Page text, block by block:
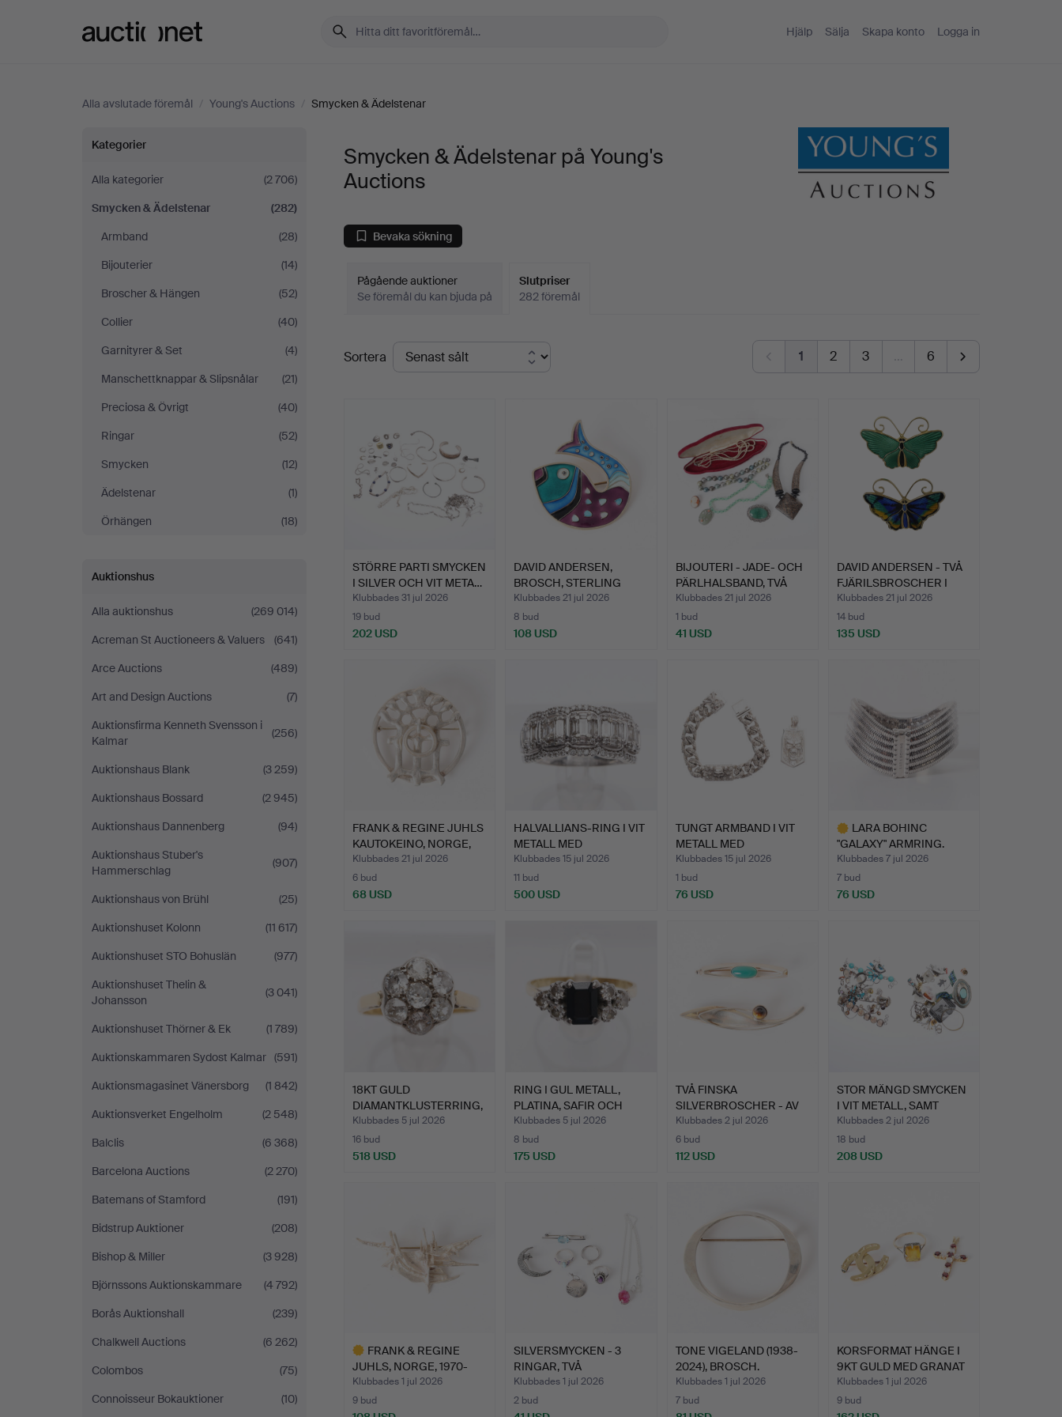
Hjälp Sälja Skapa konto Logga in
Alla avslutade föremål / Young's Auctions / Smycken & Ädelstenar
Smycken
&
Ädelstenar
på
Young's
Auctions
Kategorier
Alla kategorier
(2 706)
Smycken & Ädelstenar
(282)
Armband
(28)
Bijouterier
(14)
Broscher & Hängen
(52)
Collier
(40)
Garnityrer & Set
(4)
Manschettknappar & Slipsnålar
(21)
Preciosa & Övrigt
(40)
Ringar
(52)
Smycken
(12)
Ädelstenar
(1)
Örhängen
(18)
Auktionshus
Alla auktionshus
(269 014)
Acreman St Auctioneers & Valuers
(641)
Arce Auctions
(489)
Art and Design Auctions
(7)
Auktionsfirma Kenneth Svensson i
Kalmar
(256)
Auktionshaus Blank
(3 259)
Auktionshaus Bossard
(2 945)
Auktionshaus Dannenberg
(94)
Auktionshaus Stuber's
Hammerschlag
(907)
Auktionshaus von Brühl
(25)
Auktionshuset Kolonn
(11 617)
Auktionshuset STO Bohuslän
(977)
Auktionshuset Thelin &
Johansson
(3 041)
Auktionshuset Thörner & Ek
(1 789)
Auktionskammaren Sydost Kalmar (591)
Auktionsmagasinet Vänersborg
(1 842)
Auktionsverket Engelholm
(2 548)
Balclis
(6 368)
Barcelona Auctions
(2 270)
Batemans of Stamford
(191)
Bidstrup Auktioner
(208)
Bishop & Miller
(3 928)
Björnssons Auktionskammare
(4 792)
Borås Auktionshall
(239)
Chalkwell Auctions
(6 262)
Colombos
(75)
Connoisseur Bokauktioner
(10)
Smycken & Ädelstenar på Young's
Auctions
Bevaka sökning
Pågående auktioner
Se föremål du kan bjuda på
Slutpriser
282 föremål
Slutpriser
Sortera 1 2 3 … 6
STÖRRE PARTI SMYCKEN
I SILVER OCH VIT META…
Klubbades 31 jul 2026
19 bud
202 USD
DAVID ANDERSEN,
BROSCH, STERLING
SILVER, E…
Klubbades 21 jul 2026
8 bud
108 USD
BIJOUTERI - JADE- OCH
PÄRLHALSBAND, TVÅ
ÖV…
Klubbades 21 jul 2026
1 bud
41 USD
DAVID ANDERSEN - TVÅ
FJÄRILSBROSCHER I
SIL…
Klubbades 21 jul 2026
14 bud
135 USD
FRANK & REGINE JUHLS
KAUTOKEINO, NORGE,
19…
Klubbades 21 jul 2026
6 bud
68 USD
HALVALLIANS-RING I VIT
METALL MED
DIAMANTE…
Klubbades 15 jul 2026
11 bud
500 USD
TUNGT ARMBAND I VIT
METALL MED
DÖDSKALLEMO…
Klubbades 15 jul 2026
1 bud
76 USD
LARA BOHINC
"GALAXY" ARMRING.
Klubbades 7 jul 2026
7 bud
76 USD
18KT GULD
DIAMANTKLUSTERRING,
STORLEK N, 3…
Klubbades 5 jul 2026
16 bud
518 USD
RING I GUL METALL,
PLATINA, SAFIR OCH
DIAM…
Klubbades 5 jul 2026
8 bud
175 USD
TVÅ FINSKA
SILVERBROSCHER - AV
KULTASEPPÄ …
Klubbades 2 jul 2026
6 bud
112 USD
STOR MÄNGD SMYCKEN
I VIT METALL, SAMT
ANDR…
Klubbades 2 jul 2026
18 bud
208 USD
FRANK & REGINE
JUHLS, NORGE, 1970-
TAL. BRU…
Klubbades 1 jul 2026
9 bud
SILVERSMYCKEN - 3
RINGAR, TVÅ
BROSCHER, ET…
Klubbades 1 jul 2026
2 bud
TONE VIGELAND (1938-
2024), BROSCH.
STERLIN…
Klubbades 1 jul 2026
7 bud
KORSFORMAT HÄNGE I
9KT GULD MED GRANAT
OCH…
Klubbades 1 jul 2026
9 bud